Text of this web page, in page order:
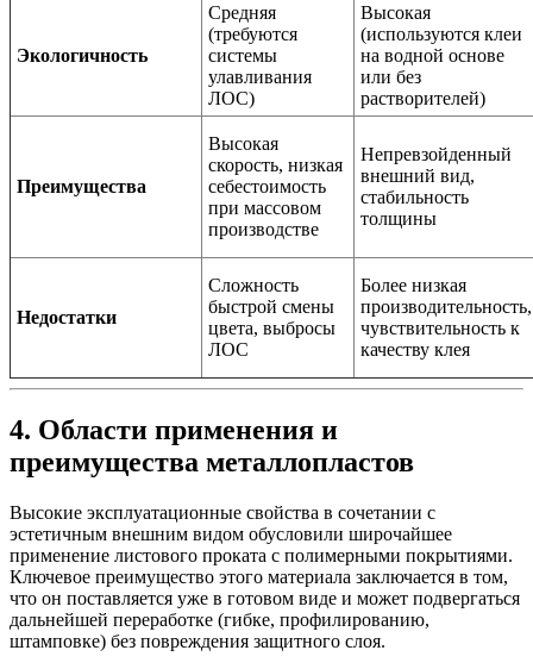
Экологичность
Средняя
(требуются
системы
улавливания
ЛОС)
Высокая
(используются клеи
на водной основе
или без
растворителей)
Преимущества
Высокая
скорость, низкая
себестоимость
при массовом
производстве
Непревзойденный
внешний вид,
стабильность
толщины
Недостатки
Сложность
быстрой смены
цвета, выбросы
ЛОС
Более низкая
производительность,
чувствительность к
качеству клея
4. Области применения и
преимущества металлопластов
Высокие эксплуатационные свойства в сочетании с
эстетичным внешним видом обусловили широчайшее
применение листового проката с полимерными покрытиями.
Ключевое преимущество этого материала заключается в том,
что он поставляется уже в готовом виде и может подвергаться
дальнейшей переработке (гибке, профилированию,
штамповке) без повреждения защитного слоя.